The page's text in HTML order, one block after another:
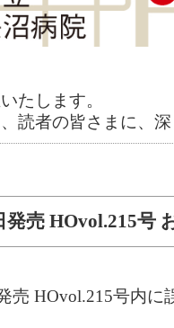
たします。
読者の皆さまに、
発売 HOvol.215号
売 HOvol.215号内に